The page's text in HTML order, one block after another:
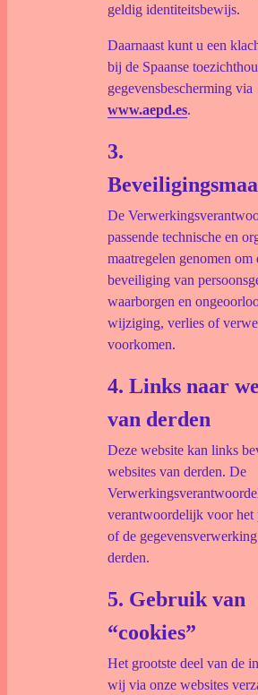
geldig identiteitsbewijs.
Daarnaast kunt u een
bij de Spaanse
gegevensbescherming via
www.aepd.es.
3.
De
passende technische en
maatregelen genomen om
beveiliging van
waarborgen en
wijziging, verlies of
voorkomen.
4. Links naar
van derden
Deze website kan links
websites van derden. De
verantwoordelijk voor het
of de
derden.
5. Gebruik van
“cookies”
Het grootste deel van de
wij via onze websites